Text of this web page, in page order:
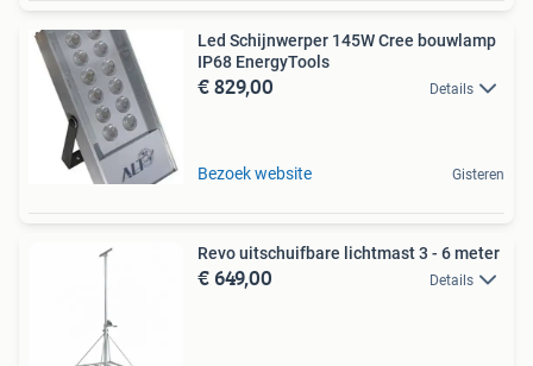
Led Schijnwerper 145W Cree bouwlamp
IP68 EnergyTools
€ 829,00 Details
Bezoek website Gisteren
Revo uitschuifbare lichtmast 3 - 6 meter
€ 649,00 Details